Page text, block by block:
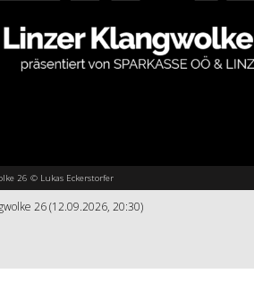
26 © Lukas Eckerstorfer
26 (12.09.2026, 20:30)